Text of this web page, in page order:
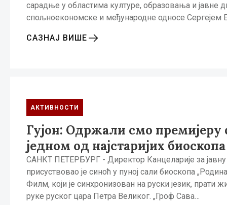
сарадње у областима културе, образовања и јавне
спољноекономске и међународне односе Сергејем
САЗНАЈ ВИШЕ
АКТИВНОСТИ
Гујон: Одржали смо
једном од најстаријих
САНКТ ПЕТЕРБУРГ - Директор Канцеларије за јавну
присуствовао је синоћ у пуној сали биоскопа
Филм, који је синхронизован на руски језик,
руке руског цара Петра Великог. „Гроф Сава…